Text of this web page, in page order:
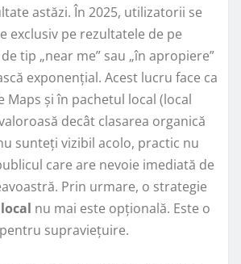
astăzi. În 2025, utilizatorii se
exclusiv pe rezultatele de pe
tip „near me” sau „în apropiere”
exponențial. Acest lucru face ca
Maps și în pachetul local (local
decât clasarea organică
sunteți vizibil acolo, practic nu
care are nevoie imediată de
Prin urmare, o strategie
local nu mai este opțională. Este o
supraviețuire.